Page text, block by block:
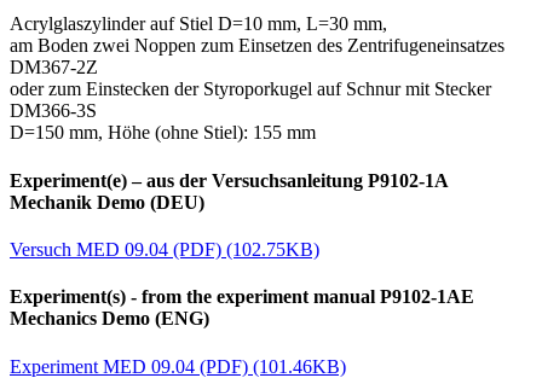
Acrylglaszylinder auf Stiel D=10 mm, L=30 mm,
am Boden zwei Noppen zum Einsetzen des Zentrifugeneinsatzes
DM367-2Z
oder zum Einstecken der Styroporkugel auf Schnur mit Stecker
DM366-3S
D=150 mm, Höhe (ohne Stiel): 155 mm
Experiment(e) – aus der Versuchsanleitung P9102-1A
Mechanik Demo (DEU)
Versuch MED 09.04 (PDF) (102.75KB)
Experiment(s) - from the experiment manual P9102-1AE
Mechanics Demo (ENG)
Experiment MED 09.04 (PDF) (101.46KB)